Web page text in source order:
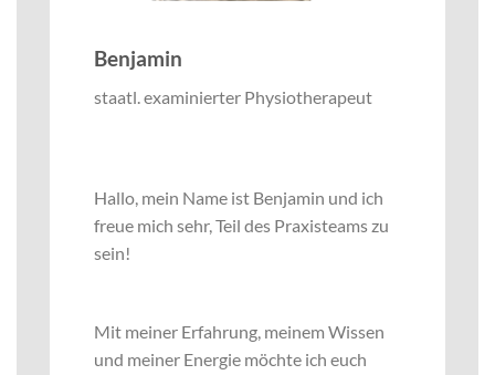
Benjamin
staatl. examinierter Physiotherapeut
Hallo, mein Name ist Benjamin und ich
freue mich sehr, Teil des Praxisteams zu
sein!
Mit meiner Erfahrung, meinem Wissen
und meiner Energie möchte ich euch